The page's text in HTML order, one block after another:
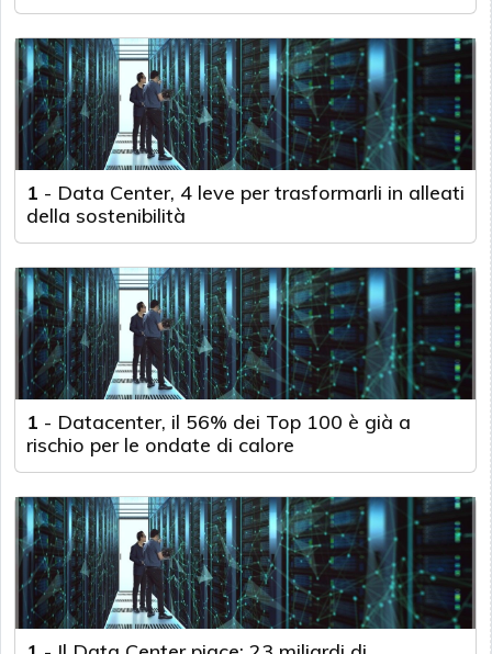
1 - Data Center, 4 leve per trasformarli in alleati
della sostenibilità
1 - Datacenter, il 56% dei Top 100 è già a
rischio per le ondate di calore